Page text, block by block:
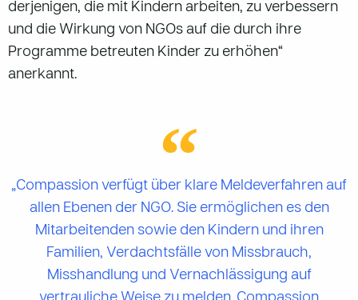
derjenigen, die mit Kindern arbeiten, zu verbessern
und die Wirkung von NGOs auf die durch ihre
Programme betreuten Kinder zu erhöhen“
anerkannt.
„Compassion verfügt über klare Meldeverfahren auf
allen Ebenen der NGO. Sie ermöglichen es den
Mitarbeitenden sowie den Kindern und ihren
Familien, Verdachtsfälle von Missbrauch,
Misshandlung und Vernachlässigung auf